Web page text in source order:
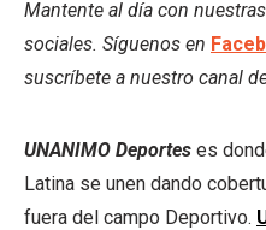
Mantente al día con
sociales. Síguenos en
suscríbete a nuestro canal
UNANIMO Deportes es
Latina se unen dando
fuera del campo Deportivo.